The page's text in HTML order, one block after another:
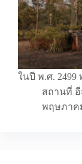
ในปี พ.ศ.
สถานที่
พฤษภาค